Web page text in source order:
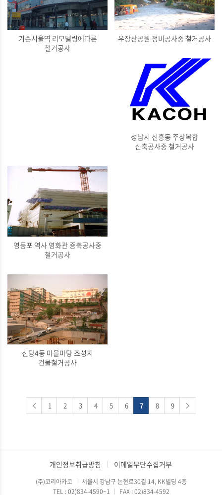
기존서울역 리모델링에따른
철거공사
우장산공원 정비공사중 철거공사
성남시 신흥동 주상복합
신축공사중 철거공사
영등포 역사 영화관 증축공사중
철거공사
신당4동 마을마당 조성지
건물철거공사
1 2 3 4 5 6 7 8 9
개인정보취급방침 이메일무단수집거부
(주)코리아카코
서울시 강남구 논현로30길 14, KK빌딩 4층
TEL : 02)834-4590~1
FAX : 02)834-4592